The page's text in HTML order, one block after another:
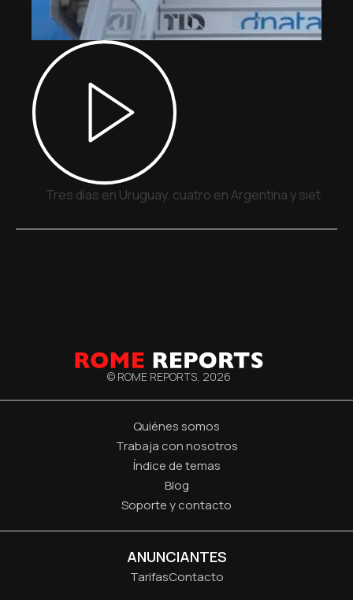
Tres días en Uruguay, cuatro en Argentina y siete
© ROME REPORTS, 2026
Quiénes somos
Trabaja con nosotros
Índice de temas
Blog
Soporte y contacto
ANUNCIANTES
TarifasContacto